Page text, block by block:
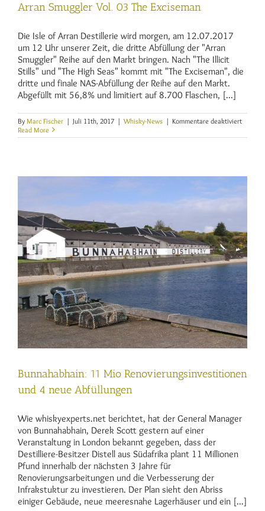
Arran Smuggler Vol. 03 The Exciseman
Die Isle of Arran Destillerie wird morgen, am 12.07.2017
um 12 Uhr unserer Zeit, die dritte Abfüllung der "Arran
Smuggler" Reihe auf den Markt bringen. Nach "The Illicit
Stills" und "The High Seas" kommt mit "The Exciseman", die
dritte und finale NAS-Abfüllung der Reihe auf den Markt.
Abgefüllt mit 56,8% und limitiert auf 8.700 Flaschen, [...]
By Marc Fischer | Juli 11th, 2017 | Whisky-News | Kommentare deaktiviertfür
Read More
Bunnahabhain: 11 Mio Renovierungsinvestitionen
und 4 neue Abfüllungen
Wie whiskyexperts.net berichtet, hat der General Manager
von Bunnahabhain, Derek Scott gestern auf einer
Veranstaltung in London bekannt gegeben, dass der
Destilliere-Besitzer Distell aus Südafrika plant 11 Millionen
Pfund innerhalb der nächsten 3 Jahre für
Renovierungsarbeitungen und die Verbesserung der
Infrakstuktur zu investieren. Der Plan sieht den Abriss
einiger Gebäude, neue meeresnahe Lagerhäuser und ein [...]